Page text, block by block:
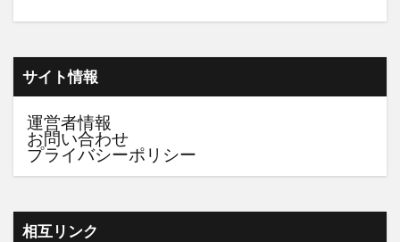
サイト情報
運営者情報
お問い合わせ
プライバシーポリシー
相互リンク